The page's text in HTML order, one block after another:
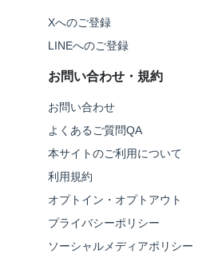
Xへのご登録
LINEへのご登録
お問い合わせ・規約
お問い合わせ
よくあるご質問QA
本サイトのご利用について
利用規約
オプトイン・オプトアウト
プライバシーポリシー
ソーシャルメディアポリシー